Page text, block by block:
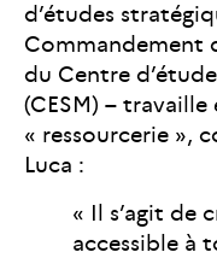
d’études
Commandement
du Centre
(CESM) –
« ressourcerie »,
Luca :
« Il s’agit de
accessible à